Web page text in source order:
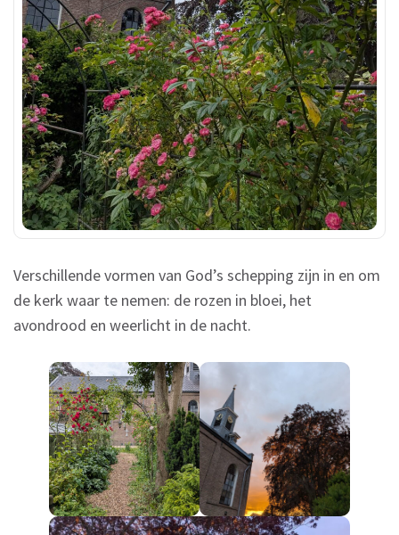
Verschillende vormen van God’s schepping zijn in en om
de kerk waar te nemen: de rozen in bloei, het
avondrood en weerlicht in de nacht.